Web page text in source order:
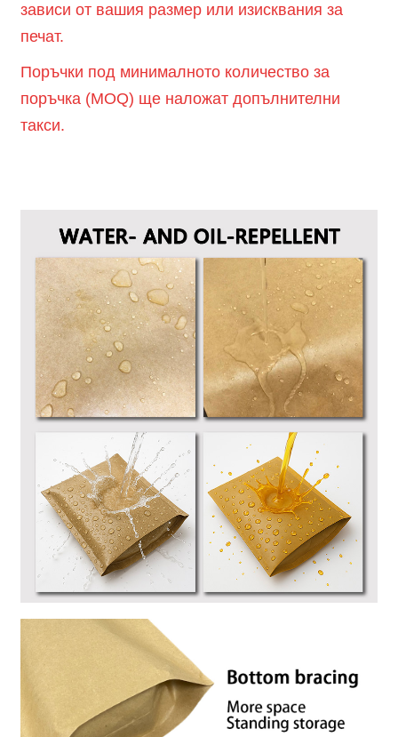
зависи от вашия размер или изисквания за
печат.
Поръчки под минималното количество за
поръчка (MOQ) ще наложат допълнителни
такси.